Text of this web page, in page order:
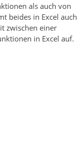
als auch von
beides in Excel auch
zwischen einer
in Excel auf.